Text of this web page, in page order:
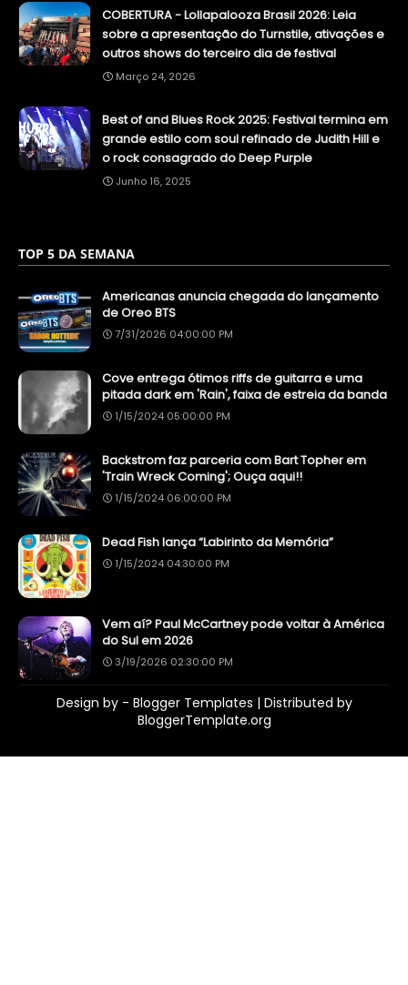
COBERTURA - Lollapalooza Brasil 2026: Leia
sobre a apresentação do Turnstile, ativações e
outros shows do terceiro dia de festival
Março 24, 2026
Best of and Blues Rock 2025: Festival termina em
grande estilo com soul refinado de Judith Hill e
o rock consagrado do Deep Purple
Junho 16, 2025
TOP 5 DA SEMANA
Americanas anuncia chegada do lançamento
de Oreo BTS
7/31/2026 04:00:00 PM
Cove entrega ótimos riffs de guitarra e uma
pitada dark em 'Rain', faixa de estreia da banda
1/15/2024 05:00:00 PM
Backstrom faz parceria com Bart Topher em
'Train Wreck Coming'; Ouça aqui!!
1/15/2024 06:00:00 PM
Dead Fish lança “Labirinto da Memória”
1/15/2024 04:30:00 PM
Vem aí? Paul McCartney pode voltar à América
do Sul em 2026
3/19/2026 02:30:00 PM
Design by - Blogger Templates | Distributed by
BloggerTemplate.org